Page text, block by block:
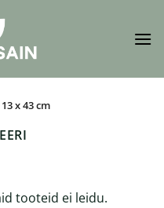
x 43 cm
tooteid ei leidu.